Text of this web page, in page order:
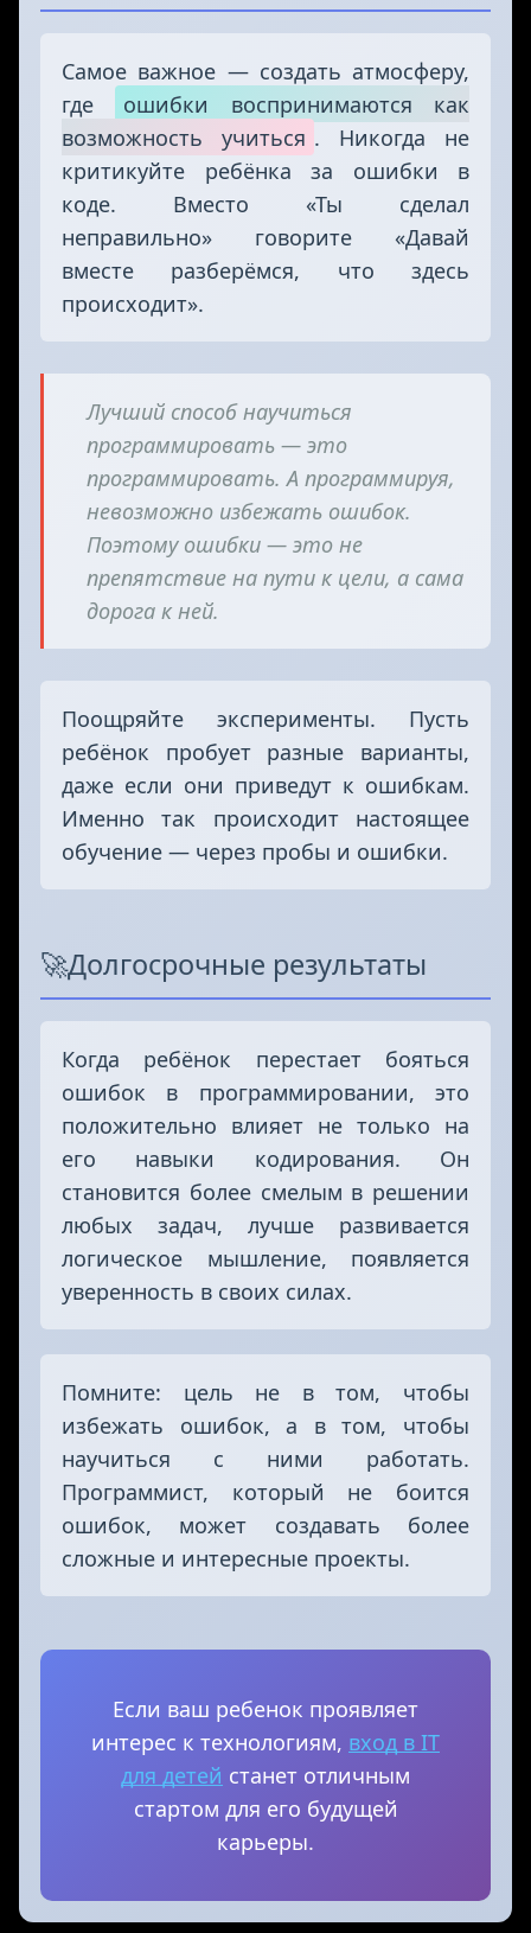
Самое важное — создать атмосферу,
где
ошибки воспринимаются как
возможность учиться . Никогда не
критикуйте ребёнка за ошибки в
коде. Вместо «Ты сделал
неправильно» говорите «Давай
вместе разберёмся, что здесь
происходит».
Лучший способ научиться
программировать — это
программировать. А программируя,
невозможно избежать ошибок.
Поэтому ошибки — это не
препятствие на пути к цели, а сама
дорога к ней.
Поощряйте эксперименты. Пусть
ребёнок пробует разные варианты,
даже если они приведут к ошибкам.
Именно так происходит настоящее
обучение — через пробы и ошибки.
🚀Долгосрочные результаты
Когда ребёнок перестает бояться
ошибок в программировании, это
положительно влияет не только на
его навыки кодирования. Он
становится более смелым в решении
любых задач, лучше развивается
логическое мышление, появляется
уверенность в своих силах.
Помните: цель не в том, чтобы
избежать ошибок, а в том, чтобы
научиться с ними работать.
Программист, который не боится
ошибок, может создавать более
сложные и интересные проекты.
Если ваш ребенок проявляет
интерес к технологиям, вход в IT
для детей станет отличным
стартом для его будущей
карьеры.